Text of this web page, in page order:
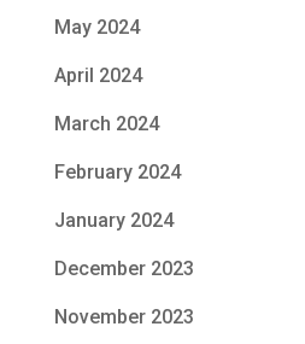
May 2024
April 2024
March 2024
February 2024
January 2024
December 2023
November 2023